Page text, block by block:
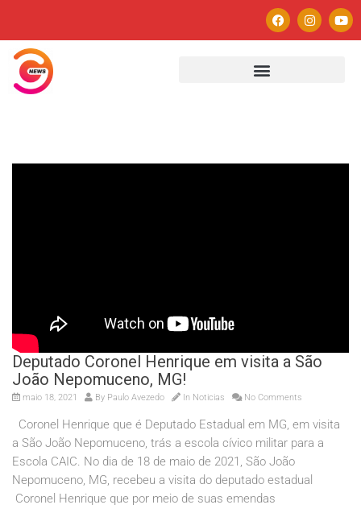
Deputado Coronel Henrique em visita a São
João Nepomuceno, MG!
maio 18, 2021 By Paulo Avezedo In Noticias No Comments
Coronel Henrique que é Deputado Estadual em MG, em visita
a São João Nepomuceno, trás a escola cívico militar para a
Escola CAIC. No dia de 18 de maio de 2021, São João
Nepomuceno, MG, recebeu a visita do deputado estadual
Coronel Henrique que por meio de suas emendas